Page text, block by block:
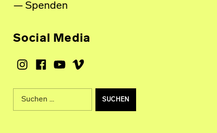
Spenden
Social Media
Instagram
Facebook
Youtube
Vimeo
Suche nach: